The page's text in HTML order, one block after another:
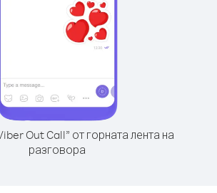
Out Call” от горната лента на
разговора